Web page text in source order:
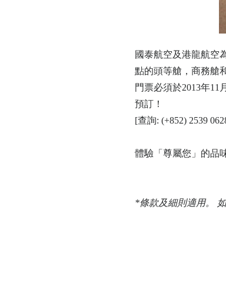
國泰航空及港龍航空
點的頭等艙，商務艙
門票必須於2013年11
預訂！
[查詢: (+852) 2539
體驗「尊屬您」的品
*條款及細則適用。